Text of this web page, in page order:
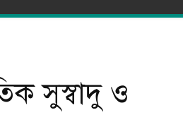
সুস্বাদু ও